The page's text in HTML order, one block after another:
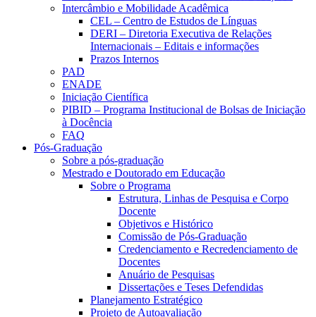
Intercâmbio e Mobilidade Acadêmica
CEL – Centro de Estudos de Línguas
DERI – Diretoria Executiva de Relações
Internacionais – Editais e informações
Prazos Internos
PAD
ENADE
Iniciação Científica
PIBID – Programa Institucional de Bolsas de Iniciação
à Docência
FAQ
Pós-Graduação
Sobre a pós-graduação
Mestrado e Doutorado em Educação
Sobre o Programa
Estrutura, Linhas de Pesquisa e Corpo
Docente
Objetivos e Histórico
Comissão de Pós-Graduação
Credenciamento e Recredenciamento de
Docentes
Anuário de Pesquisas
Dissertações e Teses Defendidas
Planejamento Estratégico
Projeto de Autoavaliação